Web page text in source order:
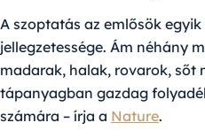
A szoptatás az emlősök
jellegzetessége. Ám néhány
madarak, halak, rovarok, sőt
tápanyagban gazdag
számára – írja a Nature.